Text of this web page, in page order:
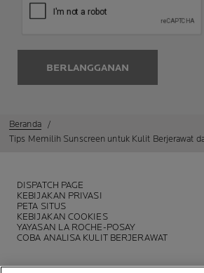
BERLANGGANAN
Beranda
Tips Memilih Sunscreen untuk Kulit Berjerawat
DISPATCH PAGE
KEBIJAKAN PRIVASI
PETA SITUS
KEBIJAKAN COOKIES
YAYASAN LA ROCHE-POSAY
COBA ANALISA KULIT BERJERAWAT